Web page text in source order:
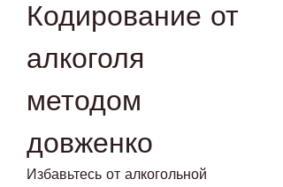
Кодирование от
алкоголя
методом
довженко
Избавьтесь от алкогольной